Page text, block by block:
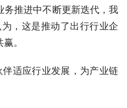
务推进中不断更新迭代，我
，这是推动了出行行业企
。
适应行业发展，为产业链